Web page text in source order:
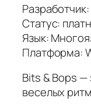
Статус:
Язык:
Платформа:
Bits & Bops —
веселых